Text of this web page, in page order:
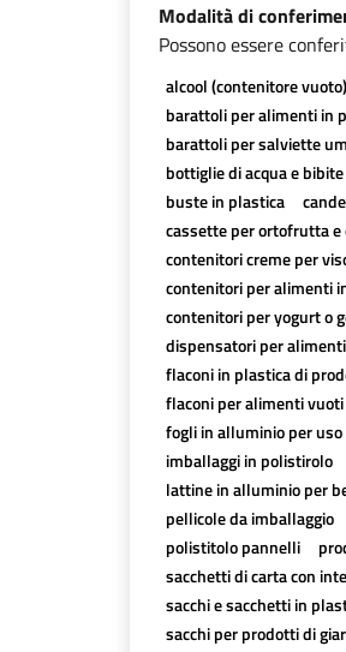
Modalità di
Possono essere
alcool (contenitore vuoto)
barattoli per alimenti in
barattoli per salviette
bottiglie di acqua e bibite
buste in plastica
cassette per ortofrutta e
contenitori creme per
contenitori per alimenti
contenitori per yogurt o
dispensatori per
flaconi in plastica di
flaconi per alimenti vuoti
fogli in alluminio per
imballaggi in polistirolo
lattine in alluminio per
pellicole da imballaggio
polistitolo pannelli
sacchetti di carta con
sacchi e sacchetti in
sacchi per prodotti di